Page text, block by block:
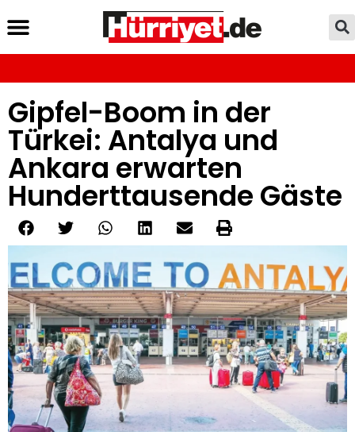
Gipfel-Boom in der
Türkei: Antalya und
Ankara erwarten
Hunderttausende Gäste